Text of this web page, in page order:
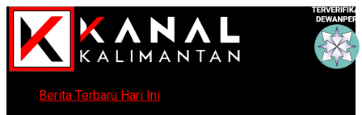
Berita Terbaru Hari Ini